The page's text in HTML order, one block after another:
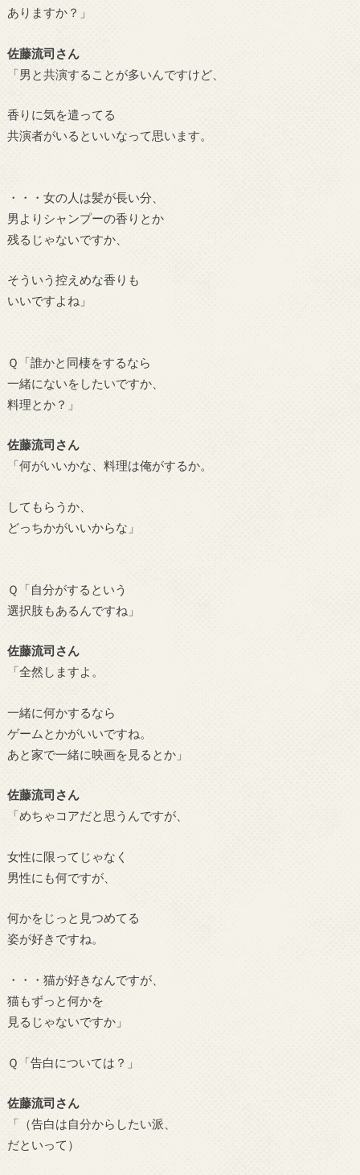
ありますか？」
佐藤流司さん
「男と共演することが多いんですけど、
香りに気を遣ってる
共演者がいるといいなって思います。
・・・女の人は髪が長い分、
男よりシャンプーの香りとか
残るじゃないですか、
そういう控えめな香りも
いいですよね」
Ｑ「誰かと同棲をするなら
一緒にないをしたいですか、
料理とか？」
佐藤流司さん
「何がいいかな、料理は俺がするか。
してもらうか、
どっちかがいいからな」
Ｑ「自分がするという
選択肢もあるんですね」
佐藤流司さん
「全然しますよ。
一緒に何かするなら
ゲームとかがいいですね。
あと家で一緒に映画を見るとか」
佐藤流司さん
「めちゃコアだと思うんですが、
女性に限ってじゃなく
男性にも何ですが、
何かをじっと見つめてる
姿が好きですね。
・・・猫が好きなんですが、
猫もずっと何かを
見るじゃないですか」
Ｑ「告白については？」
佐藤流司さん
「（告白は自分からしたい派、
だといって）